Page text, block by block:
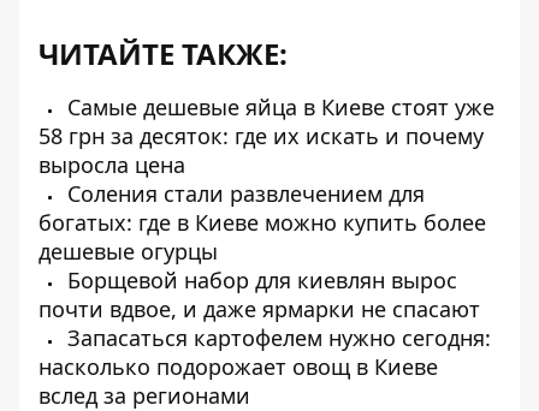
ЧИТАЙТЕ ТАКЖЕ:
Самые дешевые яйца в Киеве стоят уже
58 грн за десяток: где их искать и почему
выросла цена
Соления стали развлечением для
богатых: где в Киеве можно купить более
дешевые огурцы
Борщевой набор для киевлян вырос
почти вдвое, и даже ярмарки не спасают
Запасаться картофелем нужно сегодня:
насколько подорожает овощ в Киеве
вслед за регионами